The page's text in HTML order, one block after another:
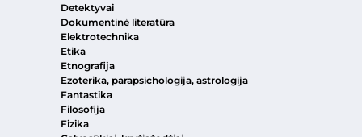
Detektyvai
Dokumentinė literatūra
Elektrotechnika
Etika
Etnografija
Ezoterika, parapsichologija, astrologija
Fantastika
Filosofija
Fizika